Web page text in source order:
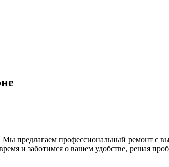
предлагаем профессиональный ремонт с
и заботимся о вашем удобстве, решая